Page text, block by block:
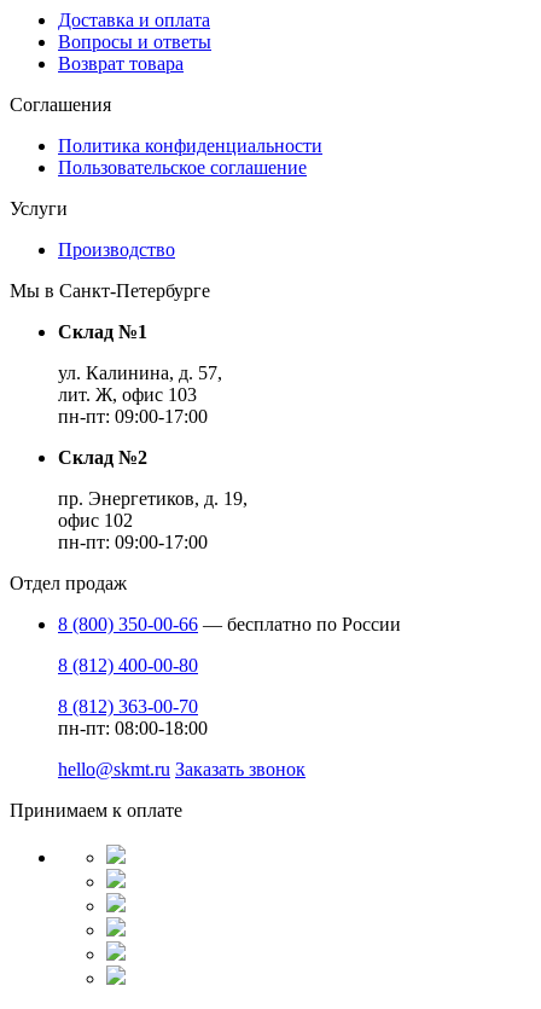
Доставка и оплата
Вопросы и ответы
Возврат товара
Соглашения
Политика конфиденциальности
Пользовательское соглашение
Услуги
Производство
Мы в Санкт-Петербурге
Склад №1
ул. Калинина, д. 57,
лит. Ж, офис 103
пн-пт: 09:00-17:00
Склад №2
пр. Энергетиков, д. 19,
офис 102
пн-пт: 09:00-17:00
Отдел продаж
8 (800) 350-00-66 — бесплатно по России
8 (812) 400-00-80
8 (812) 363-00-70
пн-пт: 08:00-18:00
hello@skmt.ru Заказать звонок
Принимаем к оплате